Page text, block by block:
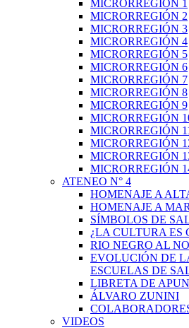
MICRORREGIÓN 1
MICRORREGIÓN 2
MICRORREGIÓN 3
MICRORREGIÓN 4
MICRORREGIÓN 5
MICRORREGIÓN 6
MICRORREGIÓN 7
MICRORREGIÓN 8
MICRORREGIÓN 9
MICRORREGIÓN
MICRORREGIÓN
MICRORREGIÓN
MICRORREGIÓN
MICRORREGIÓN
ATENEO N° 4
HOMENAJE A
HOMENAJE A
SÍMBOLOS DE
¿LA CULTURA ES
RIO NEGRO AL
EVOLUCIÓN DE
ESCUELAS DE
LIBRETA DE
ÁLVARO ZUNINI
VIDEOS